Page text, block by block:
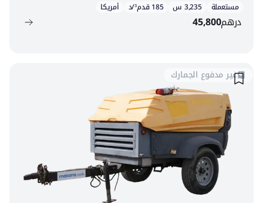
مستعملة 3,235 س 185 قدم³/د أمريكا
درهم45,800
غير مدفوع الجمارك